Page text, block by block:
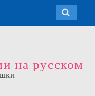
на русском